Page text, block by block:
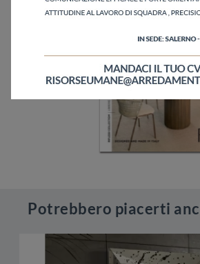
Potrebbero piacerti